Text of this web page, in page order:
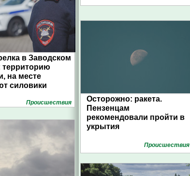
в Заводском
территорию
на месте
силовики
Проиcшествия
Осторожно: ракета.
Пензенцам
рекомендовали пройти в
укрытия
Проиcшествия